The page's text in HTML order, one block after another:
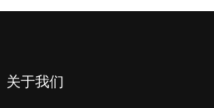
关于我们